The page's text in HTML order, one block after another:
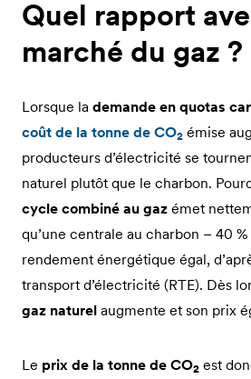
Quel rapport
marché du gaz ?
Lorsque la demande en quotas
coût de la tonne de CO2 émise
producteurs d’électricité se
naturel plutôt que le charbon.
cycle combiné au gaz émet
qu’une centrale au charbon – 40 %
rendement énergétique égal,
transport d’électricité (RTE). Dès
gaz naturel augmente et son prix
Le prix de la tonne de CO2 est